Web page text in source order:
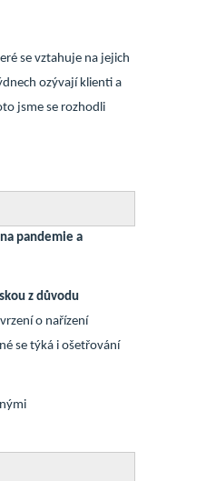
se vztahuje na jejich
ozývají klienti a
jsme se rozhodli
pandemie a
z důvodu
o nařízení
se týká i ošetřování